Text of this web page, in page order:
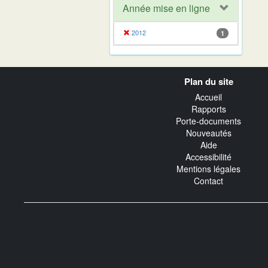
Année mise en ligne
2012 1
Plan du site
Accueil
Rapports
Porte-documents
Nouveautés
Aide
Accessibilité
Mentions légales
Contact